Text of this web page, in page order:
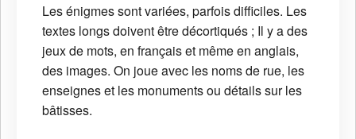
Les énigmes sont variées, parfois difficiles. Les
textes longs doivent être décortiqués ; Il y a des
jeux de mots, en français et même en anglais,
des images. On joue avec les noms de rue, les
enseignes et les monuments ou détails sur les
bâtisses.